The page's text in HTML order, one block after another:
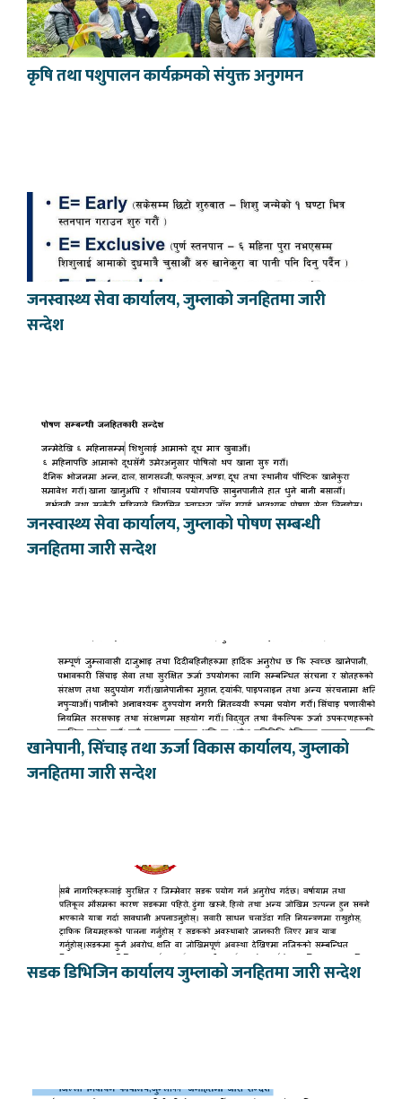
कृषि तथा पशुपालन कार्यक्रमको संयुक्त अनुगमन
जनस्वास्थ्य सेवा कार्यालय, जुम्लाको जनहितमा जारी
सन्देश
जनस्वास्थ्य सेवा कार्यालय, जुम्लाको पोषण सम्बन्धी
जनहितमा जारी सन्देश
खानेपानी, सिंचाइ तथा ऊर्जा विकास कार्यालय, जुम्लाको
जनहितमा जारी सन्देश
सडक डिभिजिन कार्यालय जुम्लाको जनहितमा जारी सन्देश